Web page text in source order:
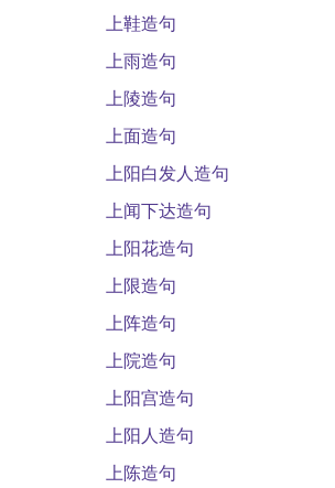
上鞋造句
上雨造句
上陵造句
上面造句
上阳白发人造句
上闻下达造句
上阳花造句
上限造句
上阵造句
上院造句
上阳宫造句
上阳人造句
上陈造句